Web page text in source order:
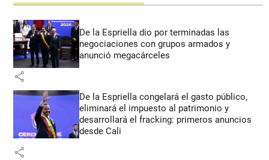
De la Espriella dio por terminadas las
negociaciones con grupos armados y
anunció megacárceles
share
De la Espriella congelará el gasto público,
eliminará el impuesto al patrimonio y
desarrollará el fracking: primeros anuncios
desde Cali
share